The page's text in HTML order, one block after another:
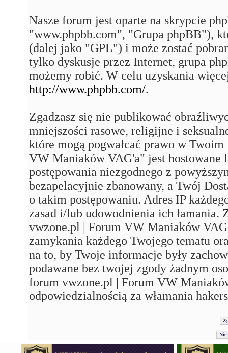
Nasze forum jest oparte na skrypcie
"www.phpbb.com", "Grupa phpBB"),
(dalej jako "GPL") i może zostać
tylko dyskusje przez Internet, grupa
możemy robić. W celu uzyskania
http://www.phpbb.com/.
Zgadzasz się nie publikować
mniejszości rasowe, religijne i
które mogą pogwałcać prawo w
VW Maniaków VAG'a" jest hostowane
postępowania niezgodnego z
bezapelacyjnie zbanowany, a Twój
o takim postępowaniu. Adres IP
zasad i/lub udowodnienia ich
vwzone.pl | Forum VW Maniaków
zamykania każdego Twojego tematu
na to, by Twoje informacje były
podawane bez twojej zgody żadnym
forum vwzone.pl | Forum VW
odpowiedzialnością za włamania